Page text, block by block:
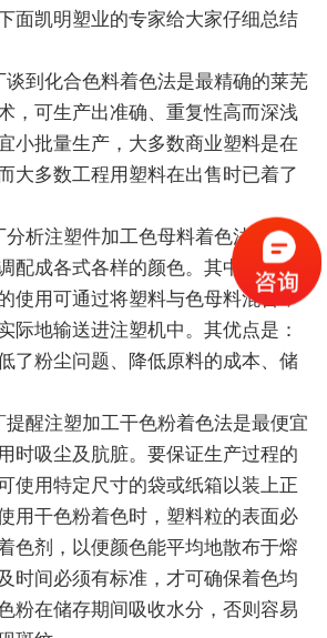
面凯明塑业的专家给大家仔细总结
谈到化合色料着色法是最精确的莱芜
，可生产出准确、重复性高而深浅
小批量生产，大多数商业塑料是在
大多数工程用塑料在出售时已着了
分析注塑件加工色母料着色法分粒料
配成各式各样的颜色。其中以粒料
使用可通过将塑料与色母料混合，
际地输送进注塑机中。其优点是：
了粉尘问题、降低原料的成本、储
提醒注塑加工干色粉着色法是最便宜
时吸尘及肮脏。要保证生产过程的
使用特定尺寸的袋或纸箱以装上正
用干色粉着色时，塑料粒的表面必
色剂，以便颜色能平均地散布于熔
时间必须有标准，才可确保着色均
粉在储存期间吸收水分，否则容易